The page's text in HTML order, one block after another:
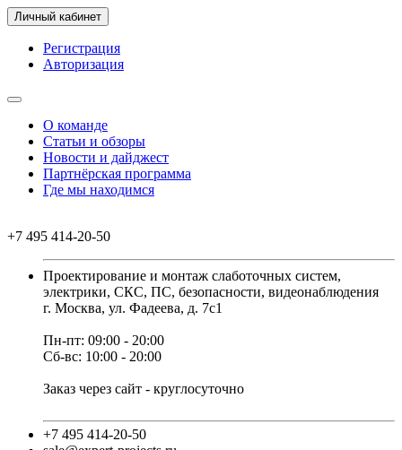
Личный кабинет
Регистрация
Авторизация
О команде
Статьи и обзоры
Новости и дайджест
Партнёрская программа
Где мы находимся
+7 495 414-20-50
Проектирование и монтаж слаботочных систем,
электрики, СКС, ПС, безопасности, видеонаблюдения
г. Москва, ул. Фадеева, д. 7с1
Пн-пт: 09:00 - 20:00
Сб-вс: 10:00 - 20:00
Заказ через сайт - круглосуточно
+7 495 414-20-50